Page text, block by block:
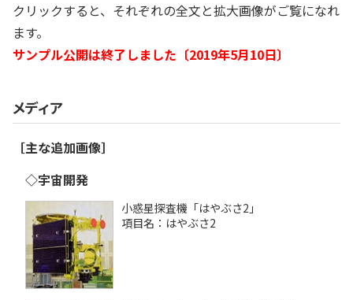
クリックすると、それぞれの全文と拡大画像がご覧になれ
ます。
サンプル公開は終了しました〔2019年5月10日〕
メディア
［主な追加画像］
◇宇宙開発
小惑星探査機「はやぶさ2」
項目名：はやぶさ2